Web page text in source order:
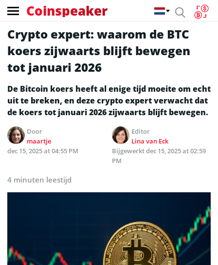
Coinspeaker
Crypto expert: waarom de BTC
koers zijwaarts blijft bewegen
tot januari 2026
De Bitcoin koers heeft al enige tijd moeite om echt
uit te breken, en deze crypto expert verwacht dat
de koers tot januari 2026 zijwaarts blijft bewegen.
Door
maartje
Editor
Lina van Eck
dec 15, 2025 at 04:55 PM
Bijgewerktdec 15, 2025 at 02:59
PM
4 minuten leestijd